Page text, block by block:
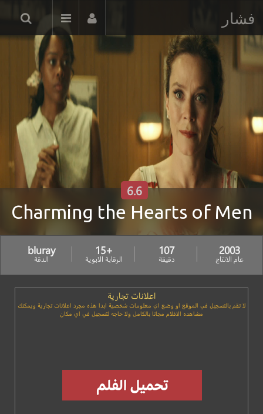
فشار
Charming the Hearts of Men
6.6
2003
عام الانتاج
107
دقيقة
+15
الرقابة الابوية
bluray
الدقة
اعلانات تجارية
لا تقم بالتسجيل في الموقع او وضع اي معلومات شخصية ابدا هذه مجرد اعلانات تجارية ويمكنك
مشاهده الافلام مجانا بالكامل ولا حاجه لتسجيل في اي مكان